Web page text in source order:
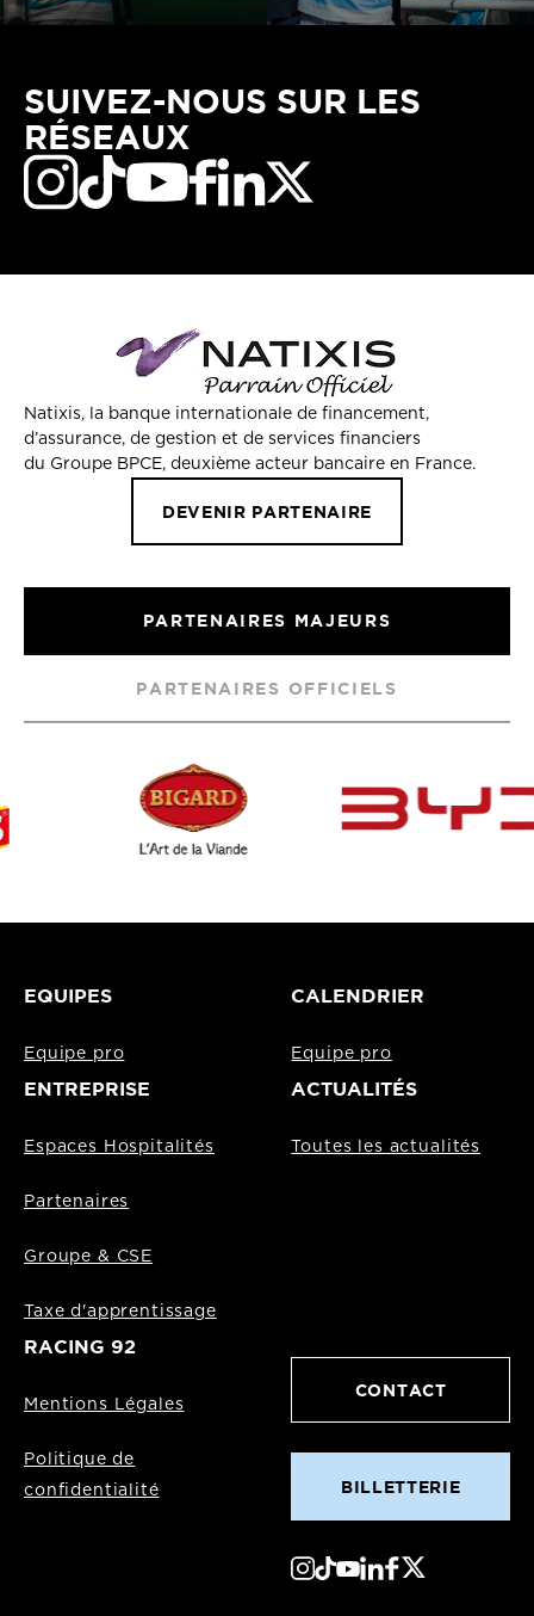
SUIVEZ-NOUS SUR LES
RÉSEAUX
Natixis, la banque internationale de financement,
d’assurance, de gestion et de services financiers
du Groupe BPCE, deuxième acteur bancaire en France.
DEVENIR PARTENAIRE
PARTENAIRES MAJEURS
PARTENAIRES OFFICIELS
EQUIPES
Equipe pro
CALENDRIER
Equipe pro
ENTREPRISE
Espaces Hospitalités
Partenaires
Groupe & CSE
Taxe d'apprentissage
ACTUALITÉS
Toutes les actualités
RACING 92
Mentions Légales
Politique de
confidentialité
CONTACT
BILLETTERIE